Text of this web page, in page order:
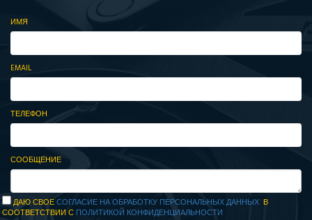
ИМЯ
EMAIL
ТЕЛЕФОН
СООБЩЕНИЕ
ДАЮ СВОЕСОГЛАСИЕ НА ОБРАБОТКУ ПЕРСОНАЛЬНЫХ ДАННЫХ В
СООТВЕТСТВИИ С ПОЛИТИКОЙ КОНФИДЕНЦИАЛЬНОСТИ